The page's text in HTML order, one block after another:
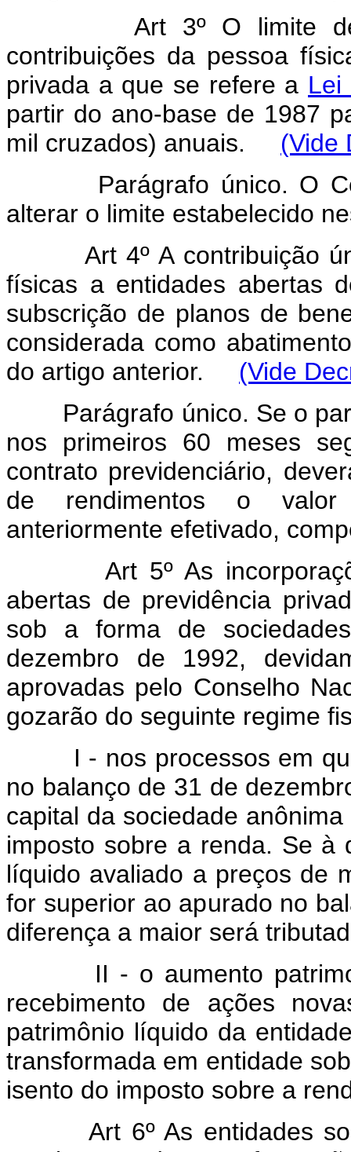
Art 3º O limite
contribuições da pessoa
privada a que se refere a Lei
partir do ano-base de 1987
mil cruzados) anuais.
(Vide
Parágrafo único. O
alterar o limite estabelecido
Art 4º A contribuição
físicas a entidades abertas
subscrição de planos de
considerada como
do artigo anterior.
(Vide
Parágrafo único. Se o
nos primeiros 60 meses
contrato previdenciário,
de rendimentos o valor
anteriormente efetivado,
Art 5º As
abertas de previdência
sob a forma de
dezembro de 1992,
aprovadas pelo Conselho
gozarão do seguinte regime
I - nos processos em que
no balanço de 31 de
capital da sociedade
imposto sobre a renda. Se à
líquido avaliado a preços de
for superior ao apurado no
diferença a maior será
II - o aumento
recebimento de ações
patrimônio líquido da
transformada em entidade
isento do imposto sobre a
Art 6º As entidades